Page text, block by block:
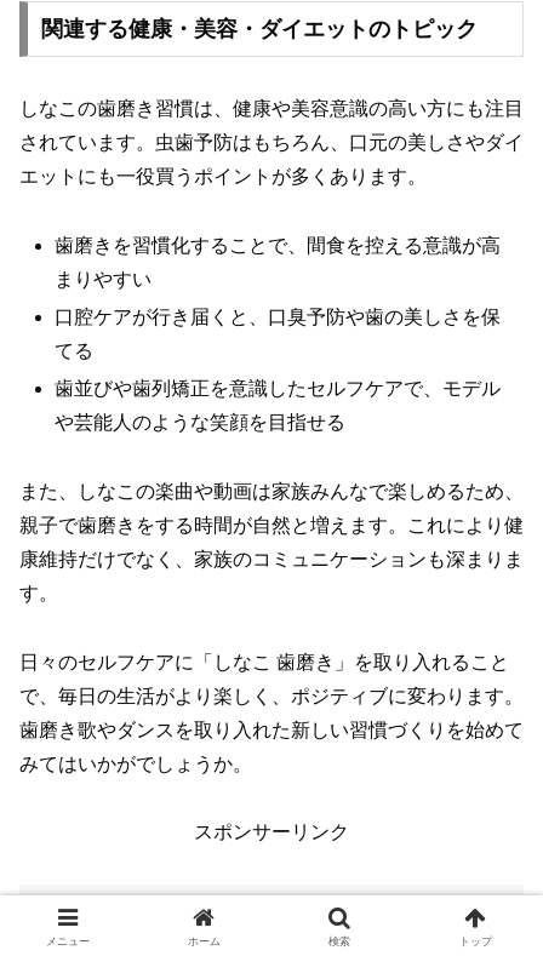
関連する健康・美容・ダイエットのトピック
しなこの歯磨き習慣は、健康や美容意識の高い方にも注目
されています。虫歯予防はもちろん、口元の美しさやダイ
エットにも一役買うポイントが多くあります。
歯磨きを習慣化することで、間食を控える意識が高
まりやすい
口腔ケアが行き届くと、口臭予防や歯の美しさを保
てる
歯並びや歯列矯正を意識したセルフケアで、モデル
や芸能人のような笑顔を目指せる
また、しなこの楽曲や動画は家族みんなで楽しめるため、
親子で歯磨きをする時間が自然と増えます。これにより健
康維持だけでなく、家族のコミュニケーションも深まりま
す。
日々のセルフケアに「しなこ 歯磨き」を取り入れること
で、毎日の生活がより楽しく、ポジティブに変わります。
歯磨き歌やダンスを取り入れた新しい習慣づくりを始めて
みてはいかがでしょうか。
スポンサーリンク
しなこ 歯磨きと関連する最新トレンド・
今後の展望
メニュー ホーム 検索 トップ